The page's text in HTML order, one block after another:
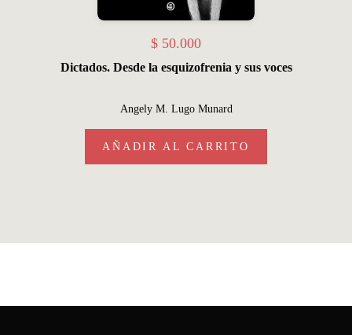
$ 50.000
Dictados. Desde la esquizofrenia y sus voces
Angely M. Lugo Munard
AÑADIR AL CARRITO